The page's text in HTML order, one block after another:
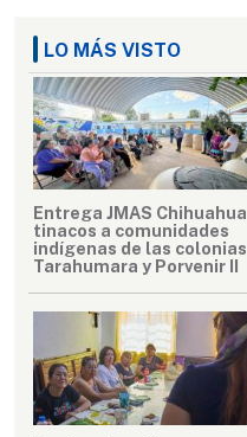
LO MÁS VISTO
Entrega JMAS Chihuahua
tinacos a comunidades
indígenas de las colonias
Tarahumara y Porvenir II